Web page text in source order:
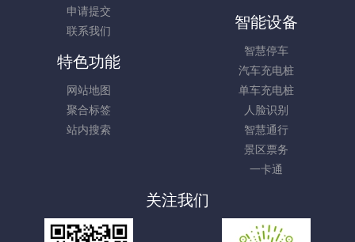
申请提交
联系我们
智能设备
智慧停车
汽车充电桩
单车充电桩
人脸识别
智慧通行
景区票务
一卡通
特色功能
网站地图
聚合标签
站内搜索
关注我们